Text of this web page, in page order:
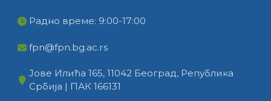
Радно време: 9:00-17:00
fpn@fpn.bg.ac.rs
Јове Илића 165, 11042 Београд, Република
Србија | ПАК 166131